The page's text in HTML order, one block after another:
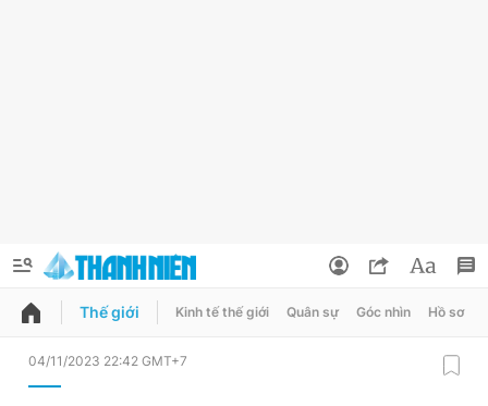
QUẢNG CÁO
Thế giới Kinh tế thế giới Quân sự Góc nhìn Hồ sơ
04/11/2023 22:42 GMT+7